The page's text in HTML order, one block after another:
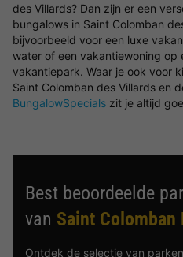
des Villards? Dan zijn er een
bungalows in Saint Colomban
bijvoorbeeld voor een luxe
water of een vakantiewoning op
vakantiepark. Waar je ook voor
Saint Colomban des Villards en
BungalowSpecials zit je altijd
Best beoordeelde
van Saint Colomban
Ontdek de selectie van